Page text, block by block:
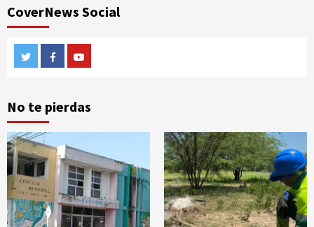
CoverNews Social
TwitterFacebook
No te pierdas